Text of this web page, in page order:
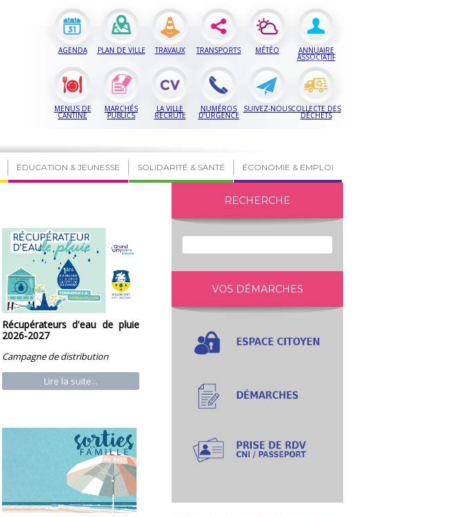
AGENDA PLAN DE VILLE TRAVAUX TRANSPORTS MÉTÉO ANNUAIRE
ASSOCIATIF
MENUS DE
CANTINE
MARCHÉS
PUBLICS
LA VILLE
RECRUTE
NUMÉROS
D’URGENCE
SUIVEZ-NOUSCOLLECTE DES
DÉCHETS
ÉDUCATION & JEUNESSE SOLIDARITÉ & SANTÉ ÉCONOMIE & EMPLOI
Récupérateurs d'eau de pluie
2026-2027
Campagne de distribution
Lire la suite...
RECHERCHE
VOS DÉMARCHES